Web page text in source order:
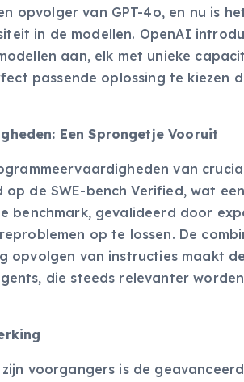
opvolger van GPT-4o, en nu is
in de modellen. OpenAI
aan, elk met unieke
passende oplossing te kiezen
Een Sprongetje Vooruit
van
de SWE-bench Verified, wat
benchmark, gevalideerd door
op te lossen. De
opvolgen van instructies maakt
die steeds relevanter
voorgangers is de